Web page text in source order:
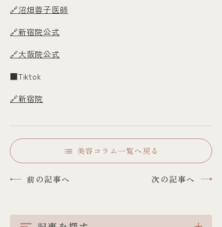
🔗沼畑蓉子医師
🔗新宿院公式
🔗大阪院公式
■Tiktok
🔗新宿院
前の記事へ 次の記事へ
美容コラム一覧へ戻る